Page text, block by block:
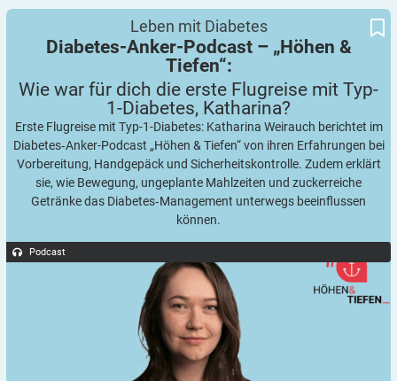
Katharina?
Leben mit Diabetes
Diabetes-Anker-Podcast – „Höhen &
Tiefen“:
Wie war für dich die erste Flugreise mit Typ-
1-Diabetes, Katharina?
Erste Flugreise mit Typ-1-Diabetes: Katharina Weirauch berichtet im
Diabetes‑Anker-Podcast „Höhen & Tiefen“ von ihren Erfahrungen bei
Vorbereitung, Handgepäck und Sicherheitskontrolle. Zudem erklärt
sie, wie Bewegung, ungeplante Mahlzeiten und zuckerreiche
Getränke das Diabetes‑Management unterwegs beeinflussen
können.
Podcast